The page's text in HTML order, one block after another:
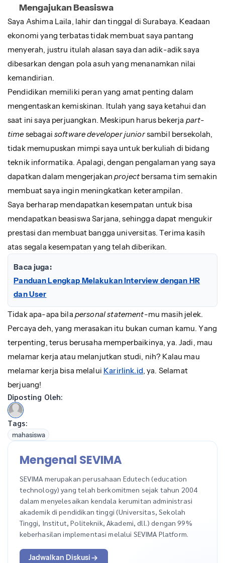
Mengajukan Beasiswa
Saya Ashima Laila, lahir dan tinggal di Surabaya. Keadaan
ekonomi yang terbatas tidak membuat saya pantang
menyerah, justru itulah alasan saya dan adik-adik saya
dibesarkan dengan pola asuh yang menanamkan nilai
kemandirian.
Pendidikan memiliki peran yang amat penting dalam
mengentaskan kemiskinan. Itulah yang saya ketahui dan
saat ini saya perjuangkan. Meskipun harus bekerja part-
time sebagai software developer juniorsambil bersekolah,
tidak memupuskan mimpi saya untuk berkuliah di bidang
teknik informatika. Apalagi, dengan pengalaman yang saya
dapatkan dalam mengerjakanproject bersama tim semakin
membuat saya ingin meningkatkan keterampilan.
Saya berharap mendapatkan kesempatan untuk bisa
mendapatkan beasiswa Sarjana, sehingga dapat mengukir
prestasi dan membuat bangga universitas. Terima kasih
atas segala kesempatan yang telah diberikan.
Baca juga:
Panduan Lengkap Melakukan Interview dengan HR
dan User
Tidak apa-apa bila personal statement-mu masih jelek.
Percaya deh, yang merasakan itu bukan cuman kamu. Yang
terpenting, terus berusaha memperbaikinya, ya. Jadi, mau
melamar kerja atau melanjutkan studi, nih? Kalau mau
melamar kerja bisa melalui Karirlink.id, ya. Selamat
berjuang!
Diposting Oleh:
Tags:
mahasiswa
Mengenal SEVIMA
SEVIMA merupakan perusahaan Edutech (education
technology) yang telah berkomitmen sejak tahun 2004
dalam menyelesaikan kendala kerumitan administrasi
akademik di pendidikan tinggi (Universitas, Sekolah
Tinggi, Institut, Politeknik, Akademi, dll.) dengan 99%
keberhasilan implementasi melalui SEVIMA Platform.
Jadwalkan Diskusi